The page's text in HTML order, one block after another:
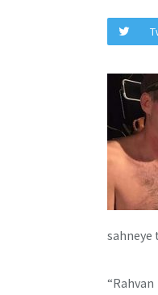
sahneye